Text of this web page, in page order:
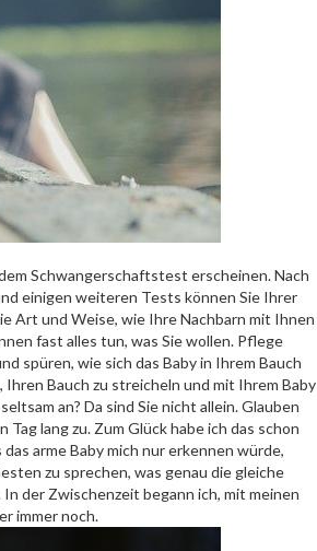
Schwangerschaftstest erscheinen. Nach
einigen weiteren Tests können Sie Ihrer
Art und Weise, wie Ihre Nachbarn mit Ihnen
fast alles tun, was Sie wollen. Pflege
spüren, wie sich das Baby in Ihrem Bauch
Bauch zu streicheln und mit Ihrem Baby
an? Da sind Sie nicht allein. Glauben
lang zu. Zum Glück habe ich das schon
arme Baby mich nur erkennen würde,
zu sprechen, was genau die gleiche
der Zwischenzeit begann ich, mit meinen
immer noch.